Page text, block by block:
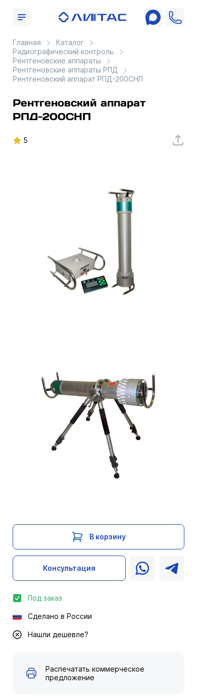
Главная
Каталог
Радиографический контроль
Рентгеновские аппараты
Рентгеновские аппараты РПД
Рентгеновский аппарат РПД-200СНП
Рентгеновский аппарат
РПД-200СНП
5
В корзину
Консультация
Под заказ
Сделано в России
Нашли дешевле?
Распечатать коммерческое
предложение